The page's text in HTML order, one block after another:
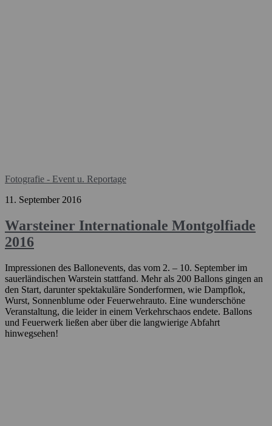
Fotografie - Event u. Reportage
11. September 2016
Warsteiner Internationale Montgolfiade
2016
Impressionen des Ballonevents, das vom 2. – 10. September im
sauerländischen Warstein stattfand. Mehr als 200 Ballons gingen an
den Start, darunter spektakuläre Sonderformen, wie Dampflok,
Wurst, Sonnenblume oder Feuerwehrauto. Eine wunderschöne
Veranstaltung, die leider in einem Verkehrschaos endete. Ballons
und Feuerwerk ließen aber über die langwierige Abfahrt
hinwegsehen!